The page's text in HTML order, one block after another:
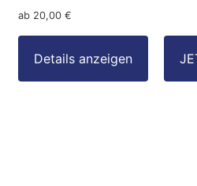
ab 20,00 €